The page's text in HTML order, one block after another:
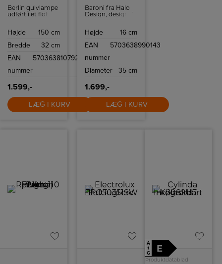
Berlin gulvlampe
udført i et flot og
Michael
pryde et hvert
tanke på dansk
Gulvlampen giver
på kvalitet og
design.
Højde
150 cm
Bredde
32 cm
EAN
nummer
5703638107923
1.599,-
LÆG I KURV
Baroni fra Halo
Design, designet
lampeserie som
boligen, med sine
glas, spredes
og lyser rummet
Højde
16 cm
EAN
nummer
5703638990143
Diameter 35 cm
1.699,-
LÆG I KURV
A
↑
G
E
Produktdatablad